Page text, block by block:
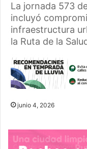
La jornada 573
incluyó
infraestructura
la Ruta de la
junio 4, 2026